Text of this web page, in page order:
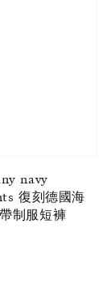
navy
復刻德國海
制服短褲